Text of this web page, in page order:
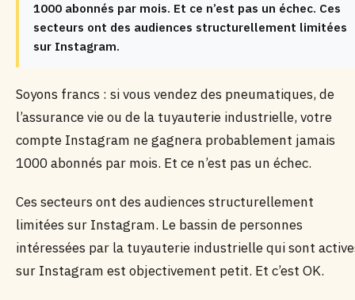
1000 abonnés par mois. Et ce n’est pas un échec. Ces
secteurs ont des audiences structurellement limitées
sur Instagram.
Soyons francs : si vous vendez des pneumatiques, de
l’assurance vie ou de la tuyauterie industrielle, votre
compte Instagram ne gagnera probablement jamais
1000 abonnés par mois. Et ce n’est pas un échec.
Ces secteurs ont des audiences structurellement
limitées sur Instagram. Le bassin de personnes
intéressées par la tuyauterie industrielle qui sont
sur Instagram est objectivement petit. Et c’est OK.